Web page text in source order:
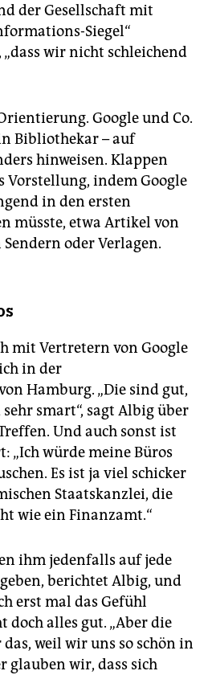
der Gesellschaft mit
Siegel“
wir nicht schleichend
Google und Co.
Bibliothekar – auf
hinweisen. Klappen
Vorstellung, indem Google
in den ersten
müsste, etwa Artikel von
oder Verlagen.
mit Vertretern von Google
in der
Hamburg. „Die sind gut,
smart“, sagt Albig über
Und auch sonst ist
„Ich würde meine Büros
Es ist ja viel schicker
Staatskanzlei, die
wie ein Finanzamt.“
ihm jedenfalls auf jede
berichtet Albig, und
erst mal das Gefühl
doch alles gut. „Aber die
weil wir uns so schön in
glauben wir, dass sich